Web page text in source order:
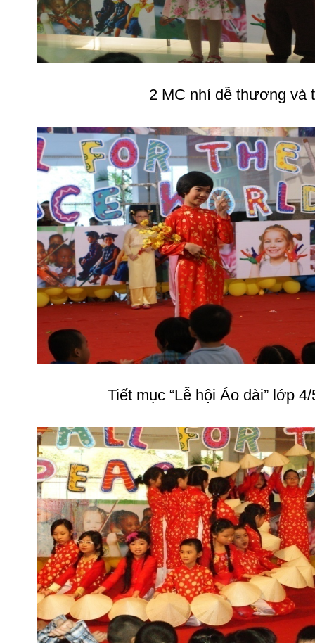
2 MC nhí dễ thương và
Tiết mục “Lễ hội Áo dài” lớp